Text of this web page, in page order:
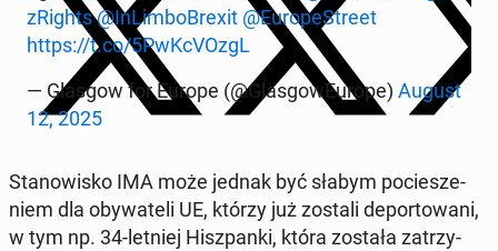
zRi­ghts⁩ ⁦@In­Lim­bo­Bre­xit @Eu­ro­pe­Stre­et
https://t.co/5PwK­cVO­zgL
— Glasgow for Europe (@Glas­go­wEu­ro­pe) August
12, 2025
Sta­no­wi­sko IMA może jednak być słabym po­cie­sze­
niem dla oby­wa­te­li UE, którzy już zostali de­por­to­wa­ni,
w tym np. 34-letniej Hisz­pan­ki, która została za­trzy­